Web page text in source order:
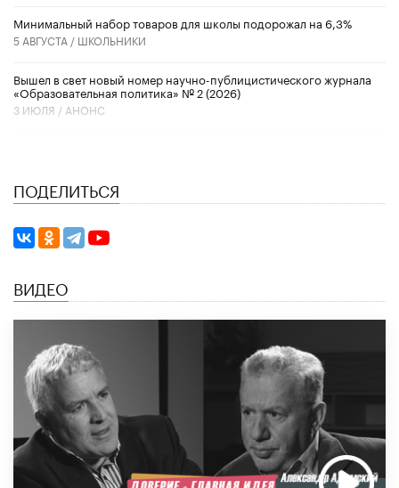
Минимальный набор товаров для школы подорожал на 6,3%
5 АВГУСТА / ШКОЛЬНИКИ
Вышел в свет новый номер научно-публицистического журнала
«Образовательная политика» № 2 (2026)
3 ИЮЛЯ / АНОНС
ПОДЕЛИТЬСЯ
ВИДЕО